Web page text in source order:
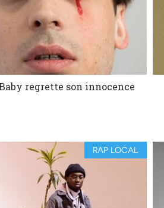
regrette son innocence
RAP LOCAL